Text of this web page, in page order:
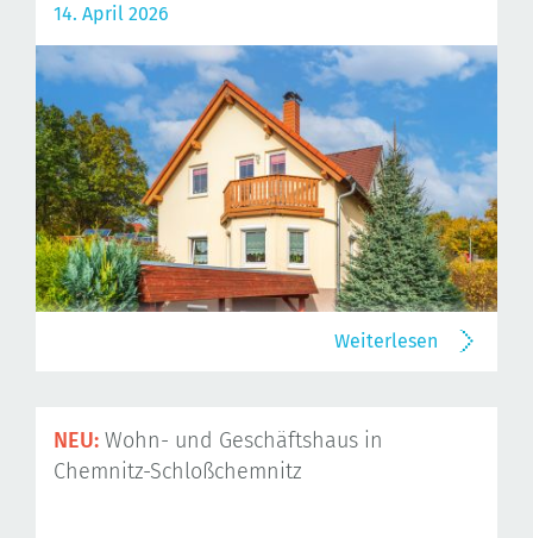
14. April 2026
Weiterlesen
NEU: Wohn- und Geschäftshaus in
Chemnitz-Schloßchemnitz